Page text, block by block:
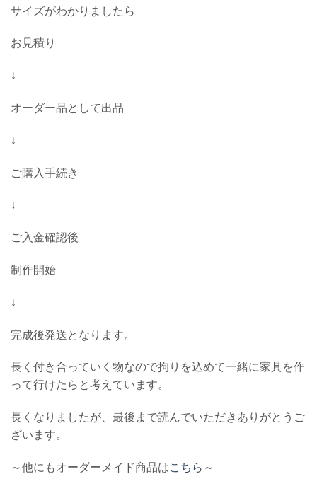
サイズがわかりましたら
お見積り
↓
オーダー品として出品
↓
ご購入手続き
↓
ご入金確認後
制作開始
↓
完成後発送となります。
長く付き合っていく物なので拘りを込めて一緒に家具を作
って行けたらと考えています。
長くなりましたが、最後まで読んでいただきありがとうご
ざいます。
～他にもオーダーメイド商品はこちら ～